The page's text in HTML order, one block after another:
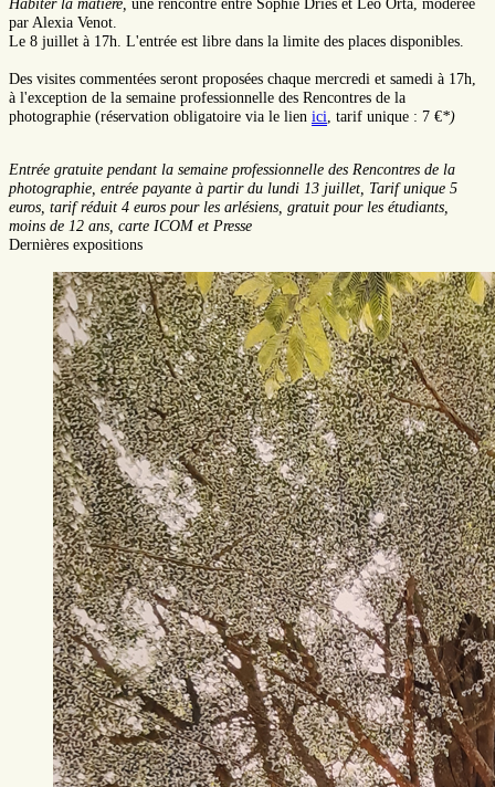
Habiter la matière, une rencontre entre Sophie Dries et Leo Orta, modérée
par Alexia Venot.
Le 8 juillet à 17h. L'entrée est libre dans la limite des places disponibles.
Des visites commentées seront proposées chaque mercredi et samedi à 17h,
à l'exception de la semaine professionnelle des Rencontres de la
photographie (réservation obligatoire via le lien ici, tarif unique : 7 €*)
Entrée gratuite pendant la semaine professionnelle des Rencontres de la
photographie, entrée payante à partir du lundi 13 juillet, Tarif unique 5
euros, tarif réduit 4 euros pour les arlésiens, gratuit pour les étudiants,
moins de 12 ans, carte ICOM et Presse
Dernières expositions